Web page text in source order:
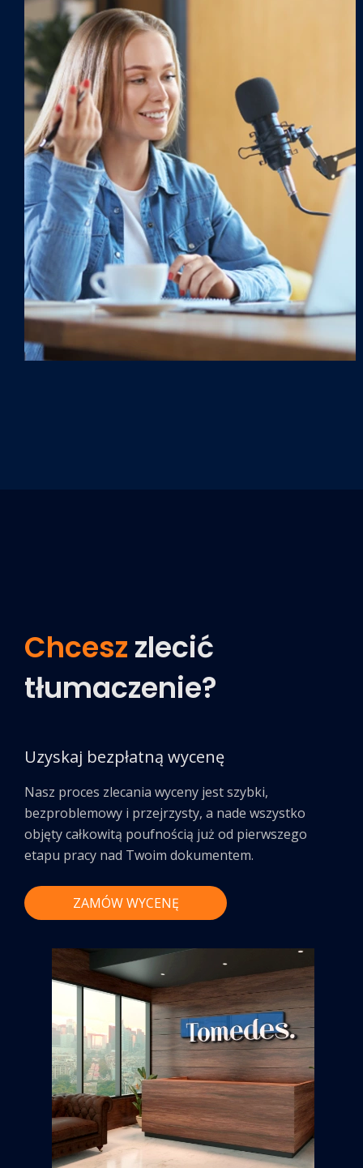
Chcesz zlecić
tłumaczenie?
Uzyskaj bezpłatną wycenę
Nasz proces zlecania wyceny jest szybki,
bezproblemowy i przejrzysty, a nade wszystko
objęty całkowitą poufnością już od pierwszego
etapu pracy nad Twoim dokumentem.
ZAMÓW WYCENĘ